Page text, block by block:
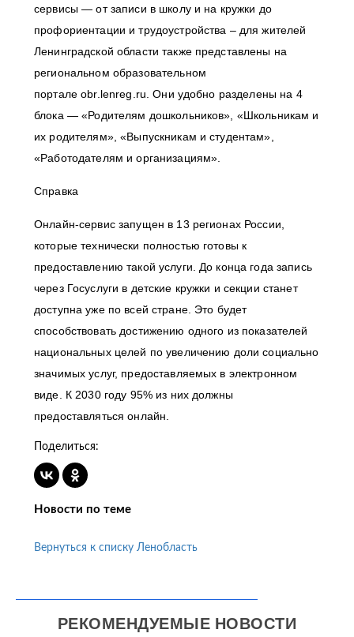
сервисы ― от записи в школу и на кружки до
профориентации и трудоустройства – для жителей
Ленинградской области также представлены на
региональном образовательном
порталеobr.lenreg.ru . Они удобно разделены на 4
блока ― «Родителям дошкольников», «Школьникам и
их родителям», «Выпускникам и студентам»,
«Работодателям и организациям».
Справка
Онлайн-сервис запущен в 13 регионах России,
которые технически полностью готовы к
предоставлению такой услуги. До конца года запись
через Госуслуги в детские кружки и секции станет
доступна уже по всей стране. Это будет
способствовать достижению одного из показателей
национальных целей по увеличению доли социально
значимых услуг, предоставляемых в электронном
виде. К 2030 году 95% из них должны
предоставляться онлайн.
Поделиться:
Новости по теме
Вернуться к списку Ленобласть
РЕКОМЕНДУЕМЫЕ НОВОСТИ